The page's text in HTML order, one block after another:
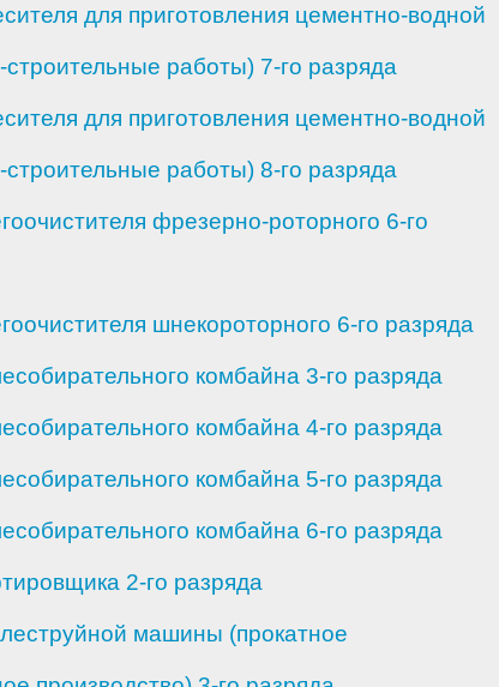
для приготовления цементно-водной
работы) 7-го разряда
для приготовления цементно-водной
работы) 8-го разряда
фрезерно-роторного 6-го
шнекороторного 6-го разряда
комбайна 3-го разряда
комбайна 4-го разряда
комбайна 5-го разряда
комбайна 6-го разряда
2-го разряда
машины (прокатное